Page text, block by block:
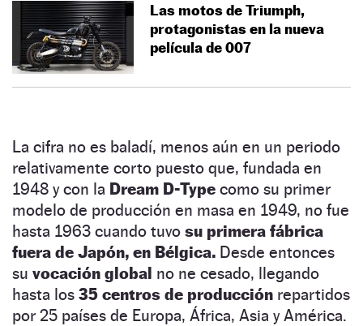
Las motos de Triumph,
protagonistas en la nueva
película de 007
La cifra no es baladí, menos aún en un periodo
relativamente corto puesto que, fundada en
1948 y con la Dream D-Type como su primer
modelo de producción en masa en 1949, no fue
hasta 1963 cuando tuvo su primera fábrica
fuera de Japón, en Bélgica. Desde entonces
su vocación global no ne cesado, llegando
hasta los 35 centros de producción repartidos
por 25 países de Europa, África, Asia y América.